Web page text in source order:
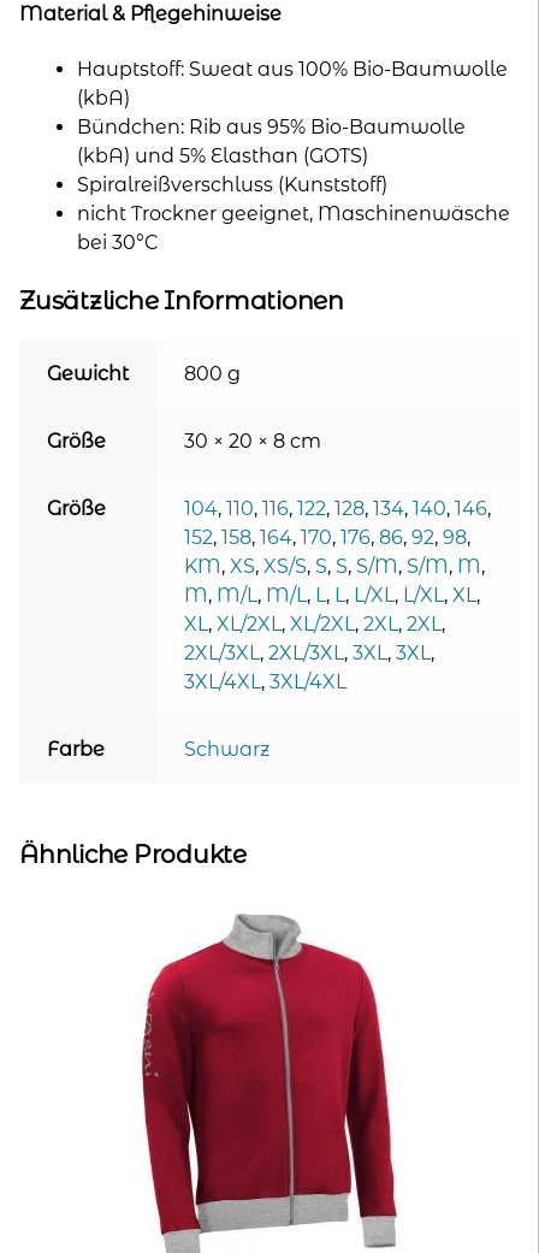
Material & Pflegehinweise
Hauptstoff: Sweat aus 100% Bio-Baumwolle
(kbA)
Bündchen: Rib aus 95% Bio-Baumwolle
(kbA) und 5% Elasthan (GOTS)
Spiralreißverschluss (Kunststoff)
nicht Trockner geeignet, Maschinenwäsche
bei 30°C
Zusätzliche Informationen
Gewicht 800 g
Größe 30 × 20 × 8 cm
Größe 104, 110, 116, 122, 128, 134, 140, 146,
152, 158, 164, 170, 176, 86, 92, 98,
KM, XS, XS/S, S, S, S/M, S/M, M,
M, M/L, M/L, L, L, L/XL, L/XL, XL,
XL, XL/2XL, XL/2XL, 2XL, 2XL,
2XL/3XL, 2XL/3XL, 3XL, 3XL,
3XL/4XL, 3XL/4XL
Farbe Schwarz
Ähnliche Produkte